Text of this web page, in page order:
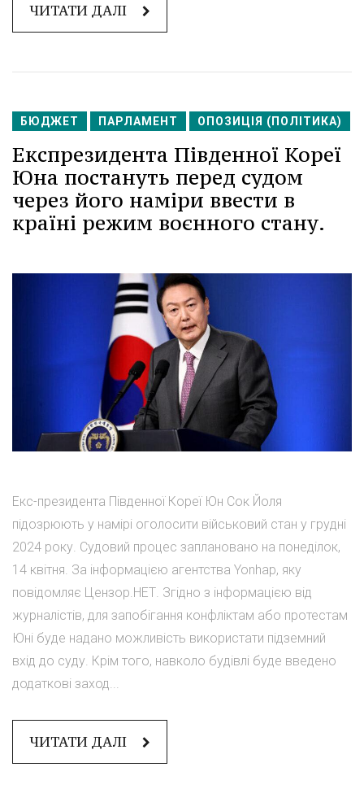
ЧИТАТИ ДАЛІ
БЮДЖЕТ ПАРЛАМЕНТ ОПОЗИЦІЯ (ПОЛІТИКА)
Експрезидента Південної Кореї
Юна постануть перед судом
через його наміри ввести в
країні режим воєнного стану.
Екс-президента Південної Кореї Юн Сок Йоля
підозрюють у намірі оголосити військовий стан у грудні
2024 року. Судовий процес заплановано на понеділок,
14 квітня. За інформацією агентства Yonhap, яку
повідомляє Цензор.НЕТ. Згідно з інформацією від
журналістів, для запобігання конфліктам або протестам
Юні буде надано можливість використати підземний
вхід до суду. Крім того, навколо будівлі буде введено
додаткові заход...
ЧИТАТИ ДАЛІ